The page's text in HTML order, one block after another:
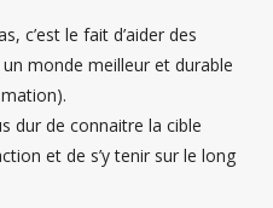
c’est le fait d’aider des
monde meilleur et durable
dur de connaitre la cible
et de s’y tenir sur le long